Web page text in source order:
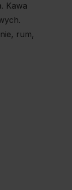
Kawa
rum,